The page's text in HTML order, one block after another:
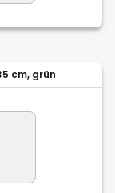
cm, grün